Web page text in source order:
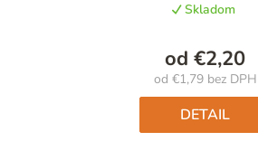
Skladom
od €2,20
od €1,79bez DPH
cena:
DETAIL